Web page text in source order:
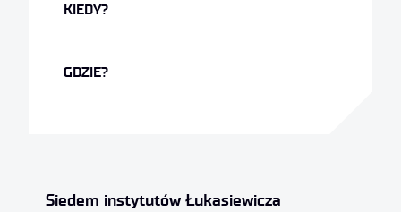
KIEDY?
GDZIE?
Siedem instytutów Łukasiewicza